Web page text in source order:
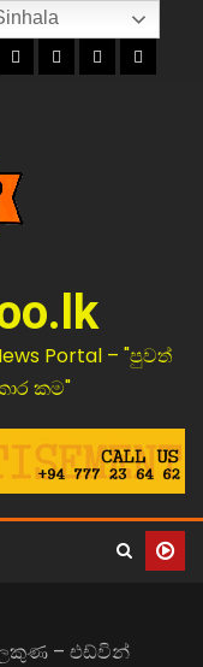
Portal – "පුවත්
කම"
– එඩ්වින්